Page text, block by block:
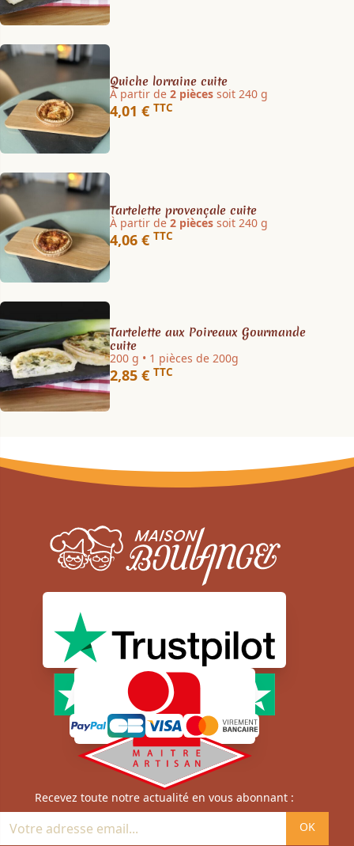
Quiche lorraine cuite
À partir de 2 piècessoit 240 g
4,01 € TTC
Tartelette provençale cuite
À partir de2 piècessoit 240 g
4,06 € TTC
Tartelette aux Poireaux Gourmande
cuite
200 g • 1 pièces de 200g
2,85 € TTC
Moyens de paiement sécurisé
Newsletter
Recevez toute notre actualité en vous abonnant :
OK